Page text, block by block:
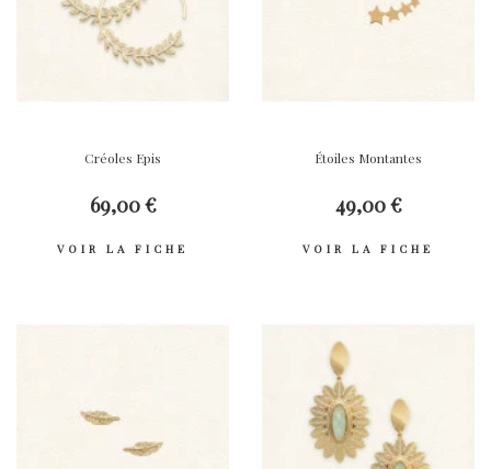
Créoles Epis
69,00 €
VOIR LA FICHE
Étoiles Montantes
49,00 €
VOIR LA FICHE